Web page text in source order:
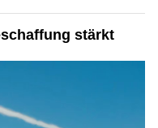
stärkt